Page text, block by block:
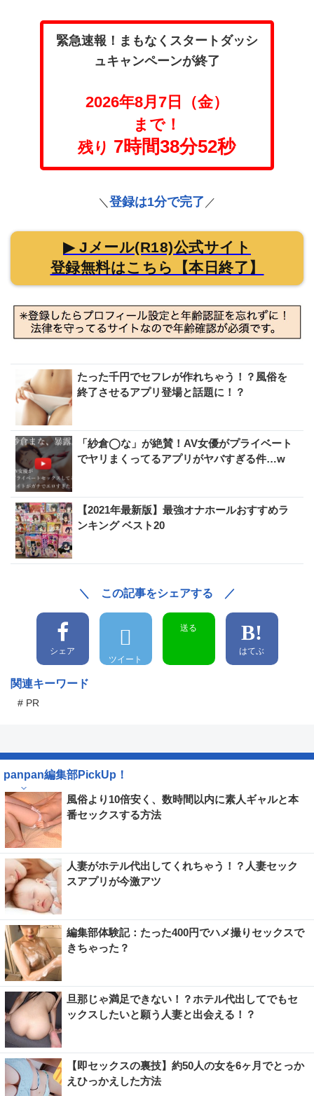
緊急速報！まもなくスタートダッシ
ュキャンペーンが終了
2026年8月7日（金）
まで！
残り 7時間38分51秒
＼ 登録は1分で完了 ／
▶ Jメール(R18)公式サイト
登録無料はこちら【本日終了】
たった千円でセフレが作れちゃう！？風俗を
終了させるアプリ登場と話題に！？
「紗倉◯な」が絶賛！AV女優がプライベート
でヤリまくってるアプリがヤバすぎる件…w
【2021年最新版】最強オナホールおすすめラ
ンキング ベスト20
＼ この記事をシェアする ／
シェア
ツイート
送る
はてぶ
関連キーワード
# PR
panpan編集部PickUp！
風俗より10倍安く、数時間以内に素人ギャルと本
番セックスする方法
人妻がホテル代出してくれちゃう！？人妻セック
スアプリが今激アツ
編集部体験記：たった400円でハメ撮りセックスで
きちゃった？
旦那じゃ満足できない！？ホテル代出してでもセ
ックスしたいと願う人妻と出会える！？
【即セックスの裏技】約50人の女を6ヶ月でとっか
えひっかえした方法